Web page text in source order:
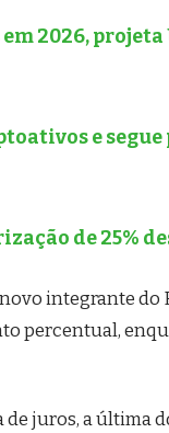
2026,
e
de 25%
integrante do
percentual,
juros, a última